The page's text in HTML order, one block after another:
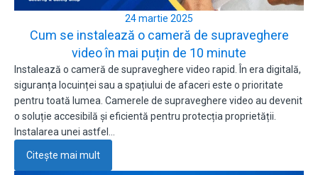
24 martie 2025
Cum se instalează o cameră de supraveghere
video în mai puțin de 10 minute
Instalează o cameră de supraveghere video rapid. În era digitală,
siguranța locuinței sau a spațiului de afaceri este o prioritate
pentru toată lumea. Camerele de supraveghere video au devenit
o soluție accesibilă și eficientă pentru protecția proprietății.
Instalarea unei astfel…
Citește mai mult